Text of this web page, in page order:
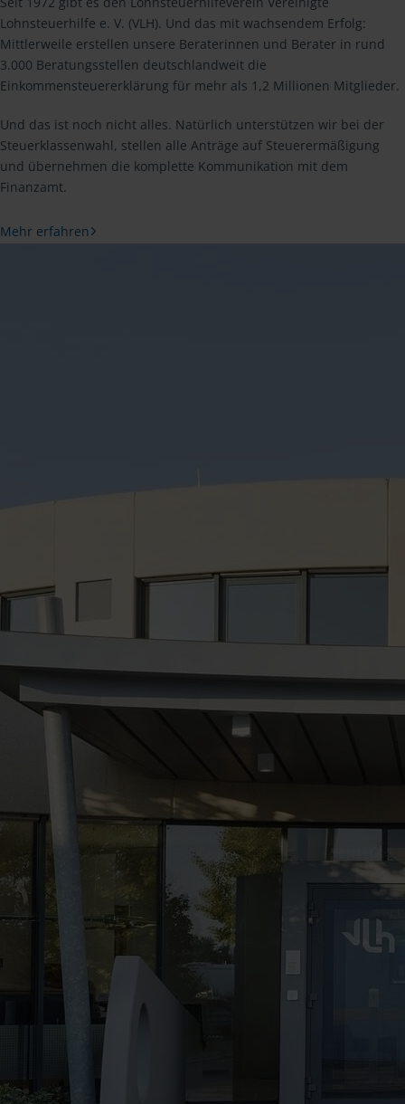
Lohnsteuerhilfe e. V. (VLH). Und das mit wachsendem Erfolg:
Mittlerweile erstellen unsere Beraterinnen und Berater in rund
3.000 Beratungsstellen deutschlandweit die
Einkommensteuererklärung für mehr als 1,2 Millionen Mitglieder.
Und das ist noch nicht alles. Natürlich unterstützen wir bei der
Steuerklassenwahl, stellen alle Anträge auf Steuerermäßigung
und übernehmen die komplette Kommunikation mit dem
Finanzamt.
Mehr erfahren